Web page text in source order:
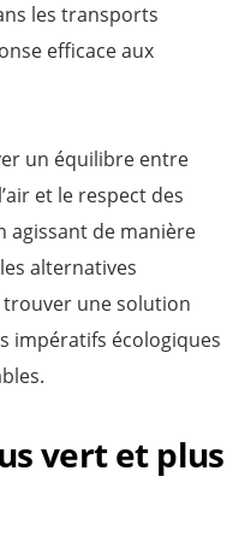
les transports
efficace aux
un équilibre entre
et le respect des
agissant de manière
alternatives
trouver une solution
impératifs écologiques
vert et plus